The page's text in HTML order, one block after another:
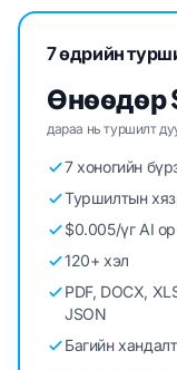
7 өдрийн
Өнөөдөр
дараа нь туршилт
7 хоногийн
Туршилтын
$0.005/үг AI
120+ хэл
PDF, DOCX,
JSON
Багийн